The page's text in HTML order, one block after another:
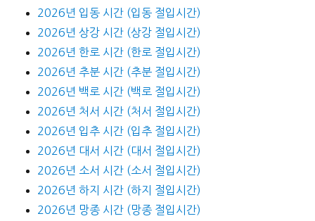
2026년 입동 시간 (입동 절입시간)
2026년 상강 시간 (상강 절입시간)
2026년 한로 시간 (한로 절입시간)
2026년 추분 시간 (추분 절입시간)
2026년 백로 시간 (백로 절입시간)
2026년 처서 시간 (처서 절입시간)
2026년 입추 시간 (입추 절입시간)
2026년 대서 시간 (대서 절입시간)
2026년 소서 시간 (소서 절입시간)
2026년 하지 시간 (하지 절입시간)
2026년 망종 시간 (망종 절입시간)